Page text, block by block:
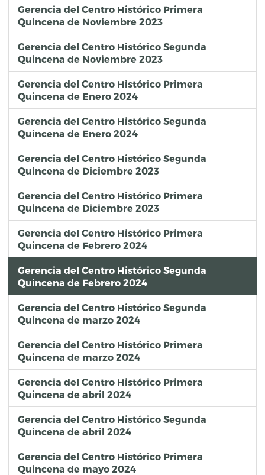
Gerencia del Centro Histórico Primera
Quincena de Noviembre 2023
Gerencia del Centro Histórico Segunda
Quincena de Noviembre 2023
Gerencia del Centro Histórico Primera
Quincena de Enero 2024
Gerencia del Centro Histórico Segunda
Quincena de Enero 2024
Gerencia del Centro Histórico Segunda
Quincena de Diciembre 2023
Gerencia del Centro Histórico Primera
Quincena de Diciembre 2023
Gerencia del Centro Histórico Primera
Quincena de Febrero 2024
Gerencia del Centro Histórico Segunda
Quincena de Febrero 2024
Gerencia del Centro Histórico Segunda
Quincena de marzo 2024
Gerencia del Centro Histórico Primera
Quincena de marzo 2024
Gerencia del Centro Histórico Primera
Quincena de abril 2024
Gerencia del Centro Histórico Segunda
Quincena de abril 2024
Gerencia del Centro Histórico Primera
Quincena de mayo 2024